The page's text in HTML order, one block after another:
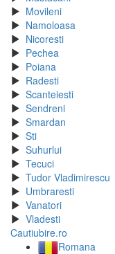
Movileni
Namoloasa
Nicoresti
Pechea
Poiana
Radesti
Scanteiesti
Sendreni
Smardan
Sti
Suhurlui
Tecuci
Tudor Vladimirescu
Umbraresti
Vanatori
Vladesti
Cautiubire.ro
Romana